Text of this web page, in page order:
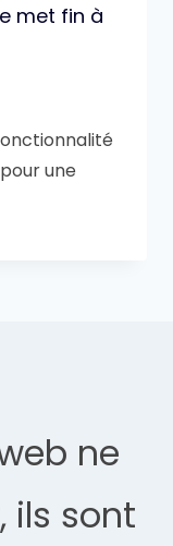
met fin à
une
ne
ils sont